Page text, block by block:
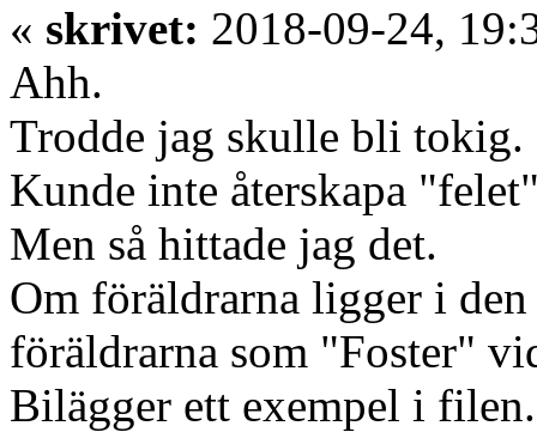
« skrivet: 2018-09-24,
Ahh.
Trodde jag skulle bli tokig.
Kunde inte återskapa
Men så hittade jag det.
Om föräldrarna ligger i
föräldrarna som "Foster"
Bilägger ett exempel i filen.